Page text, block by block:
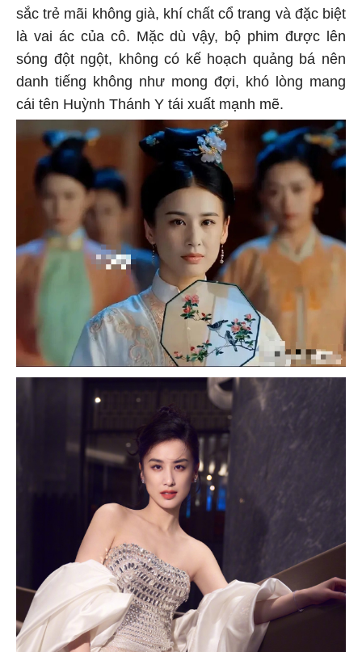
sắc trẻ mãi không già, khí chất cổ trang và đặc biệt
là vai ác của cô. Mặc dù vậy, bộ phim được lên
sóng đột ngột, không có kế hoạch quảng bá nên
danh tiếng không như mong đợi, khó lòng mang
cái tên Huỳnh Thánh Y tái xuất mạnh mẽ.